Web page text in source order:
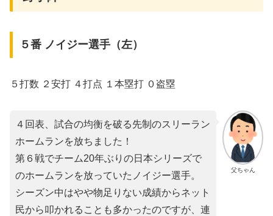
５番 ノイジー選手（左）
５打数 ２安打 ４打点 １本塁打 ０盗塁
父ちゃん
４回表、試合の均衡を破る先制のスリーラン
ホームランを放ちました！
第６戦でチーム20年ぶりの日本シリーズで
のホームランを放っていたノイジー選手。
シーズン中はやや物足りない成績からネット
民から叩かれることも多かったのですが、連